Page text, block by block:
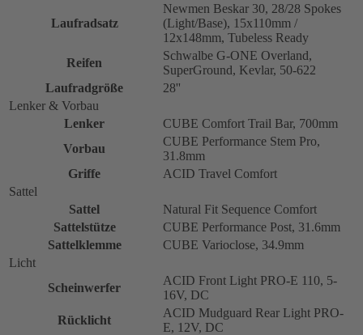
Laufradsatz
Newmen Beskar 30, 28/28 Spokes
(Light/Base), 15x110mm /
12x148mm, Tubeless Ready
Reifen
Schwalbe G-ONE Overland,
SuperGround, Kevlar, 50-622
Laufradgröße
28''
Lenker & Vorbau
Lenker
CUBE Comfort Trail Bar, 700mm
Vorbau
CUBE Performance Stem Pro,
31.8mm
Griffe
ACID Travel Comfort
Sattel
Sattel
Natural Fit Sequence Comfort
Sattelstütze
CUBE Performance Post, 31.6mm
Sattelklemme
CUBE Varioclose, 34.9mm
Licht
Scheinwerfer
ACID Front Light PRO-E 110, 5-
16V, DC
Rücklicht
ACID Mudguard Rear Light PRO-
E, 12V, DC